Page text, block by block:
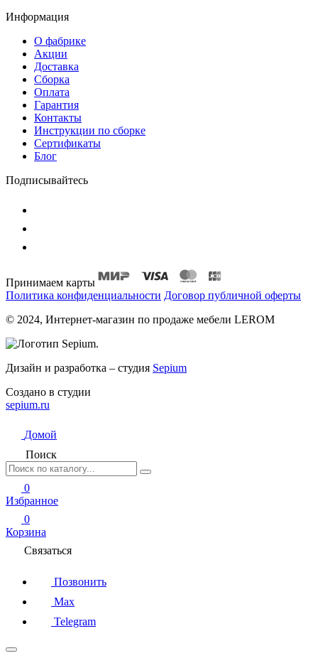
Информация
О фабрике
Акции
Доставка
Сборка
Оплата
Гарантия
Контакты
Инструкции по сборке
Сертификаты
Блог
Подписывайтесь
Принимаем карты
Политика конфиденциальности Договор публичной оферты
© 2024, Интернет-магазин по продаже мебели LEROM
Дизайн и разработка – студия Sepium
Создано в студии
sepium.ru
Домой
Поиск
0
Избранное
0
Корзина
Связаться
Позвонить
Max
Telegram